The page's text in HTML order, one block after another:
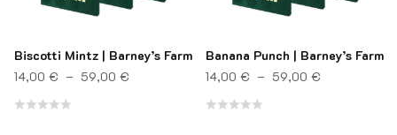
: 11,00 € à 46,00 €
Biscotti Mintz | Barney’s Farm
14,00 € – 59,00 €Plage de prix : 14,00 € à 59,00 €
Banana Punch | Barney’s Farm
14,00 € – 59,00 €